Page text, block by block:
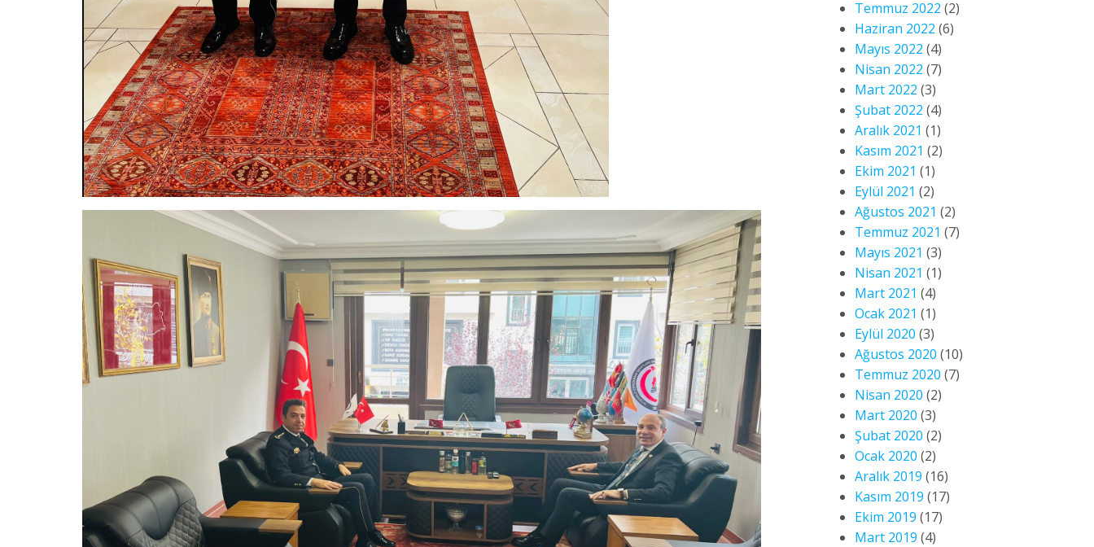
Temmuz 2022 (2)
Haziran 2022 (6)
Mayıs 2022 (4)
Nisan 2022 (7)
Mart 2022 (3)
Şubat 2022 (4)
Aralık 2021 (1)
Kasım 2021 (2)
Ekim 2021 (1)
Eylül 2021 (2)
Ağustos 2021 (2)
Temmuz 2021 (7)
Mayıs 2021 (3)
Nisan 2021 (1)
Mart 2021 (4)
Ocak 2021 (1)
Eylül 2020 (3)
Ağustos 2020 (10)
Temmuz 2020 (7)
Nisan 2020 (2)
Mart 2020 (3)
Şubat 2020 (2)
Ocak 2020 (2)
Aralık 2019 (16)
Kasım 2019 (17)
Ekim 2019 (17)
Mart 2019 (4)